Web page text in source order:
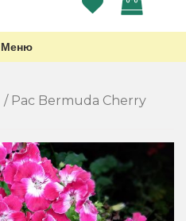
Меню
/ Pac Bermuda Cherry